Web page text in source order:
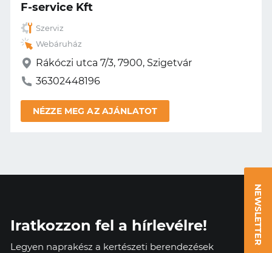
F-service Kft
Szerviz
Webáruház
Rákóczi utca 7/3, 7900, Szigetvár
36302448196
NÉZZE MEG AZ AJÁNLATOT
NEWSLETTER
Iratkozzon fel a hírlevélre!
Legyen naprakész a kertészeti berendezések